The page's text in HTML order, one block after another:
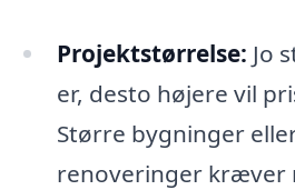
Projektstørrelse: Jo
er, desto højere vil
Større bygninger
renoveringer kræver